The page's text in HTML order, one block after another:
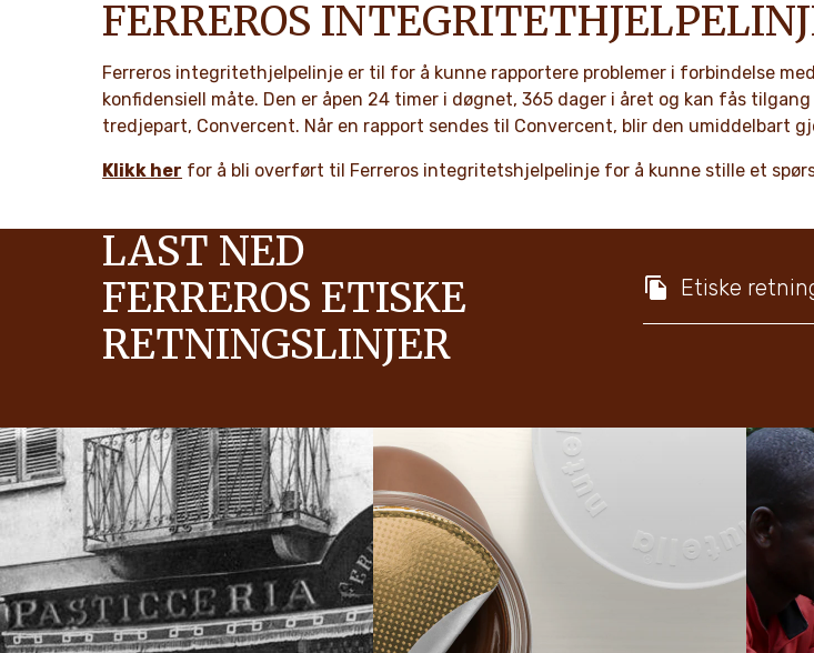
FERREROS
Ferreros integritethjelpelinje er til for å kunne rapportere problemer i forbindelse
konfidensiell måte. Den er åpen 24 timer i døgnet, 365 dager i året og kan fås
tredjepart, Convercent. Når en rapport sendes til Convercent, blir den umiddelbart
Klikk her for å bli overført til Ferreros integritetshjelpelinje for å kunne stille et
LAST NED
FERREROS ETISKE
RETNINGSLINJER
Etiske